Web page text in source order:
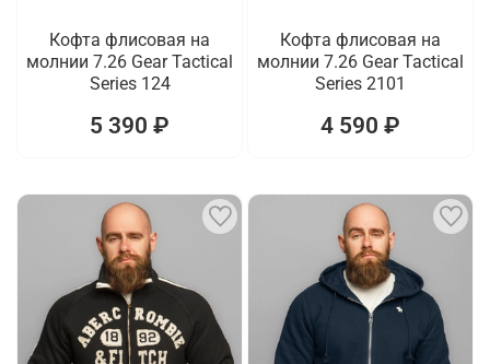
Кофта флисовая на
молнии 7.26 Gear Tactical
Series 124
5 390 ₽
Кофта флисовая на
молнии 7.26 Gear Tactical
Series 2101
4 590 ₽